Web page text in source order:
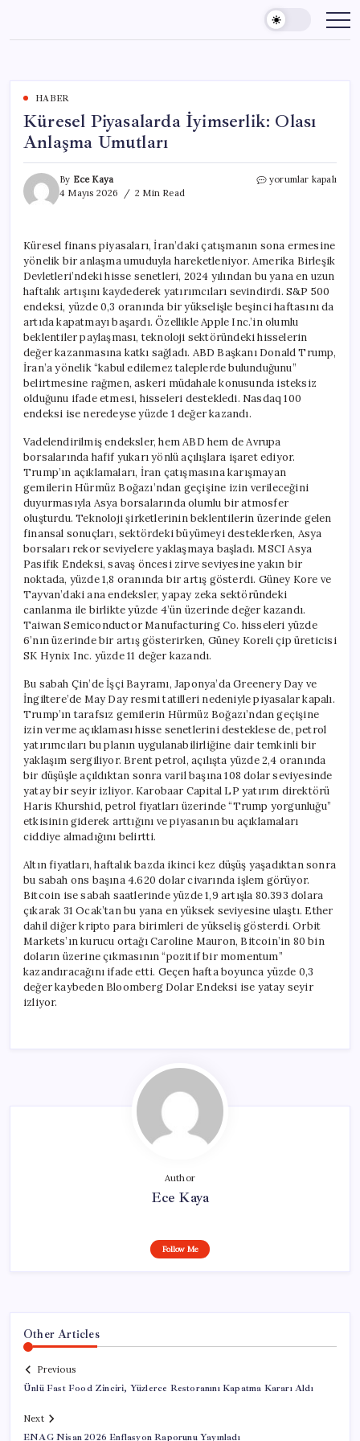
content
HABER
Küresel Piyasalarda İyimserlik: Olası
Anlaşma Umutları
By Ece Kaya
4 Mayıs 2026
2 Min Read
Küresel
Umutları
için
yorumlar kapalı
Küresel finans piyasaları, İran’daki çatışmanın sona ermesine
yönelik bir anlaşma umuduyla hareketleniyor. Amerika Birleşik
Devletleri’ndeki hisse senetleri, 2024 yılından bu yana en uzun
haftalık artışını kaydederek yatırımcıları sevindirdi. S&P 500
endeksi, yüzde 0,3 oranında bir yükselişle beşinci haftasını da
artıda kapatmayı başardı. Özellikle Apple Inc.’in olumlu
beklentiler paylaşması, teknoloji sektöründeki hisselerin
değer kazanmasına katkı sağladı. ABD Başkanı Donald Trump,
İran’a yönelik “kabul edilemez taleplerde bulunduğunu”
belirtmesine rağmen, askeri müdahale konusunda isteksiz
olduğunu ifade etmesi, hisseleri destekledi. Nasdaq 100
endeksi ise neredeyse yüzde 1 değer kazandı.
Vadelendirilmiş endeksler, hem ABD hem de Avrupa
borsalarında hafif yukarı yönlü açılışlara işaret ediyor.
Trump’ın açıklamaları, İran çatışmasına karışmayan
gemilerin Hürmüz Boğazı’ndan geçişine izin verileceğini
duyurmasıyla Asya borsalarında olumlu bir atmosfer
oluşturdu. Teknoloji şirketlerinin beklentilerin üzerinde gelen
finansal sonuçları, sektördeki büyümeyi desteklerken, Asya
borsaları rekor seviyelere yaklaşmaya başladı. MSCI Asya
Pasifik Endeksi, savaş öncesi zirve seviyesine yakın bir
noktada, yüzde 1,8 oranında bir artış gösterdi. Güney Kore ve
Tayvan’daki ana endeksler, yapay zeka sektöründeki
canlanma ile birlikte yüzde 4’ün üzerinde değer kazandı.
Taiwan Semiconductor Manufacturing Co. hisseleri yüzde
6’nın üzerinde bir artış gösterirken, Güney Koreli çip üreticisi
SK Hynix Inc. yüzde 11 değer kazandı.
Bu sabah Çin’de İşçi Bayramı, Japonya’da Greenery Day ve
İngiltere’de May Day resmi tatilleri nedeniyle piyasalar kapalı.
Trump’ın tarafsız gemilerin Hürmüz Boğazı’ndan geçişine
izin verme açıklaması hisse senetlerini desteklese de, petrol
yatırımcıları bu planın uygulanabilirliğine dair temkinli bir
yaklaşım sergiliyor. Brent petrol, açılışta yüzde 2,4 oranında
bir düşüşle açıldıktan sonra varil başına 108 dolar seviyesinde
yatay bir seyir izliyor. Karobaar Capital LP yatırım direktörü
Haris Khurshid, petrol fiyatları üzerinde “Trump yorgunluğu”
etkisinin giderek arttığını ve piyasanın bu açıklamaları
ciddiye almadığını belirtti.
Altın fiyatları, haftalık bazda ikinci kez düşüş yaşadıktan sonra
bu sabah ons başına 4.620 dolar civarında işlem görüyor.
Bitcoin ise sabah saatlerinde yüzde 1,9 artışla 80.393 dolara
çıkarak 31 Ocak’tan bu yana en yüksek seviyesine ulaştı. Ether
dahil diğer kripto para birimleri de yükseliş gösterdi. Orbit
Markets’ın kurucu ortağı Caroline Mauron, Bitcoin’in 80 bin
doların üzerine çıkmasının “pozitif bir momentum”
kazandıracağını ifade etti. Geçen hafta boyunca yüzde 0,3
değer kaybeden Bloomberg Dolar Endeksi ise yatay seyir
izliyor.
Author
Ece Kaya
Follow Me
Other Articles
Previous
Ünlü Fast Food Zinciri, Yüzlerce Restoranını Kapatma Kararı Aldı
Next
ENAG Nisan 2026 Enflasyon Raporunu Yayınladı